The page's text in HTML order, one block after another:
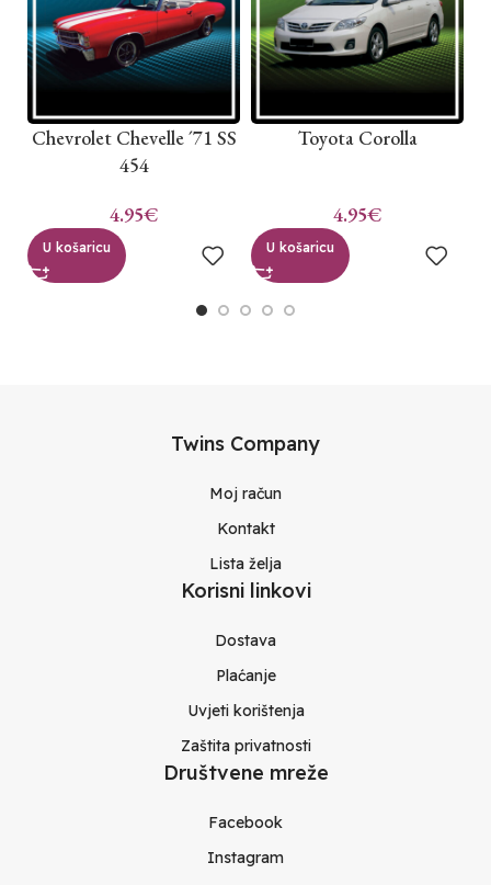
Chevrolet Chevelle ´71 SS
454
4.95€
U košaricu
Toyota Corolla
4.95€
U košaricu
Twins Company
Moj račun
Kontakt
Lista želja
Korisni linkovi
Dostava
Plaćanje
Uvjeti korištenja
Zaštita privatnosti
Društvene mreže
Facebook
Instagram